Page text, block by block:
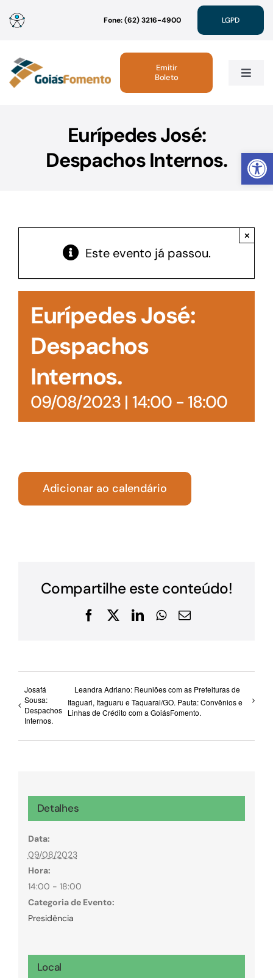
Abrir
para
conteúdo
Fone: (62) 3216-4900 LGPD
Toggle
Linhas de Crédito
Acesso à Informação
Emitir
Boleto
Eurípedes José:
Despachos Internos.
Este evento já passou.
×
Eurípedes José:
Despachos
Internos.
09/08/2023 | 14:00- 18:00
Adicionar ao calendário
Compartilhe este conteúdo!
Facebook
X LinkedInWhatsApp
E-
Josafá
Sousa:
Despachos
Internos.
Leandra Adriano: Reuniões com as Prefeituras de
Itaguari, Itaguaru e Taquaral/GO. Pauta: Convênios e
Linhas de Crédito com a GoiásFomento.
Detalhes
Data:
09/08/2023
Hora:
14:00 - 18:00
Categoria de Evento:
Presidência
Local